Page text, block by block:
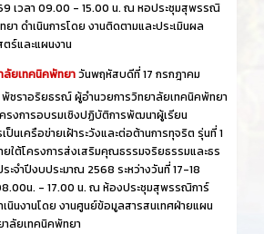
เวลา 09.00 - 15.00 น. ณ หอประชุมสุพรรณิ
า ดำเนินการโดย งานติดตามและประเมินผล
ร์และแผนงาน
ลัยเทคนิคพัทยาวันพฤหัสบดีที่ 17 กรกฎาคม
ชราอริยธรณ์ ผู้อำนวยการวิทยาลัยเทคนิคพัทยา
ครงการอบรมเชิงปฏิบัติการพัฒนาผู้เรียน
ป็นเครือข่ายเฝ้าระวังและต่อต้านการทุจริต รุ่นที่ 1
ใต้โครงการส่งเสริมคุณธรรมจริยธรรมและธร
ะจำปีงบประมาณ 2568 ระหว่างวันที่ 17-18
น. - 17.00 น. ณ ห้องประชุมสุพรรณิการ์
นินงานโดย งานศูนย์ข้อมูลสารสนเทศฝ่ายแผน
าลัยเทคนิคพัทยา